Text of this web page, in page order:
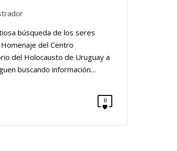
búsqueda de los seres
del Centro
del Holocausto de Uruguay a
buscando información…
0